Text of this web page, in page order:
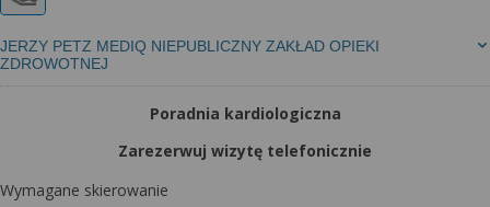
JERZY PETZ MEDIQ NIEPUBLICZNY ZAKŁAD OPIEKI
ZDROWOTNEJ
Poradnia kardiologiczna
Zarezerwuj wizytę telefonicznie
Wymagane skierowanie